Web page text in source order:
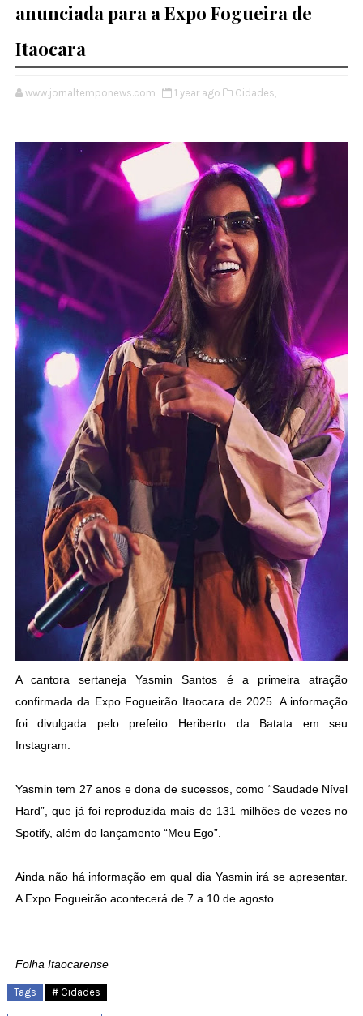
anunciada para a Expo Fogueira de
Itaocara
www.jornaltemponews.com 1 year ago Cidades,
A cantora sertaneja Yasmin Santos é a primeira atração
confirmada da Expo Fogueirão Itaocara de 2025. A informação
foi divulgada pelo prefeito Heriberto da Batata em seu
Instagram.
Yasmin tem 27 anos e dona de sucessos, como “Saudade Nível
Hard”, que já foi reproduzida mais de 131 milhões de vezes no
Spotify, além do lançamento “Meu Ego”.
Ainda não há informação em qual dia Yasmin irá se apresentar.
A Expo Fogueirão acontecerá de 7 a 10 de agosto.
Folha Itaocarense
Tags # Cidades